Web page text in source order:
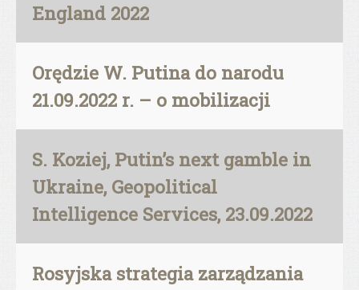
England 2022
Orędzie W. Putina do narodu
21.09.2022 r. – o mobilizacji
S. Koziej, Putin’s next gamble in
Ukraine, Geopolitical
Intelligence Services, 23.09.2022
Rosyjska strategia zarządzania